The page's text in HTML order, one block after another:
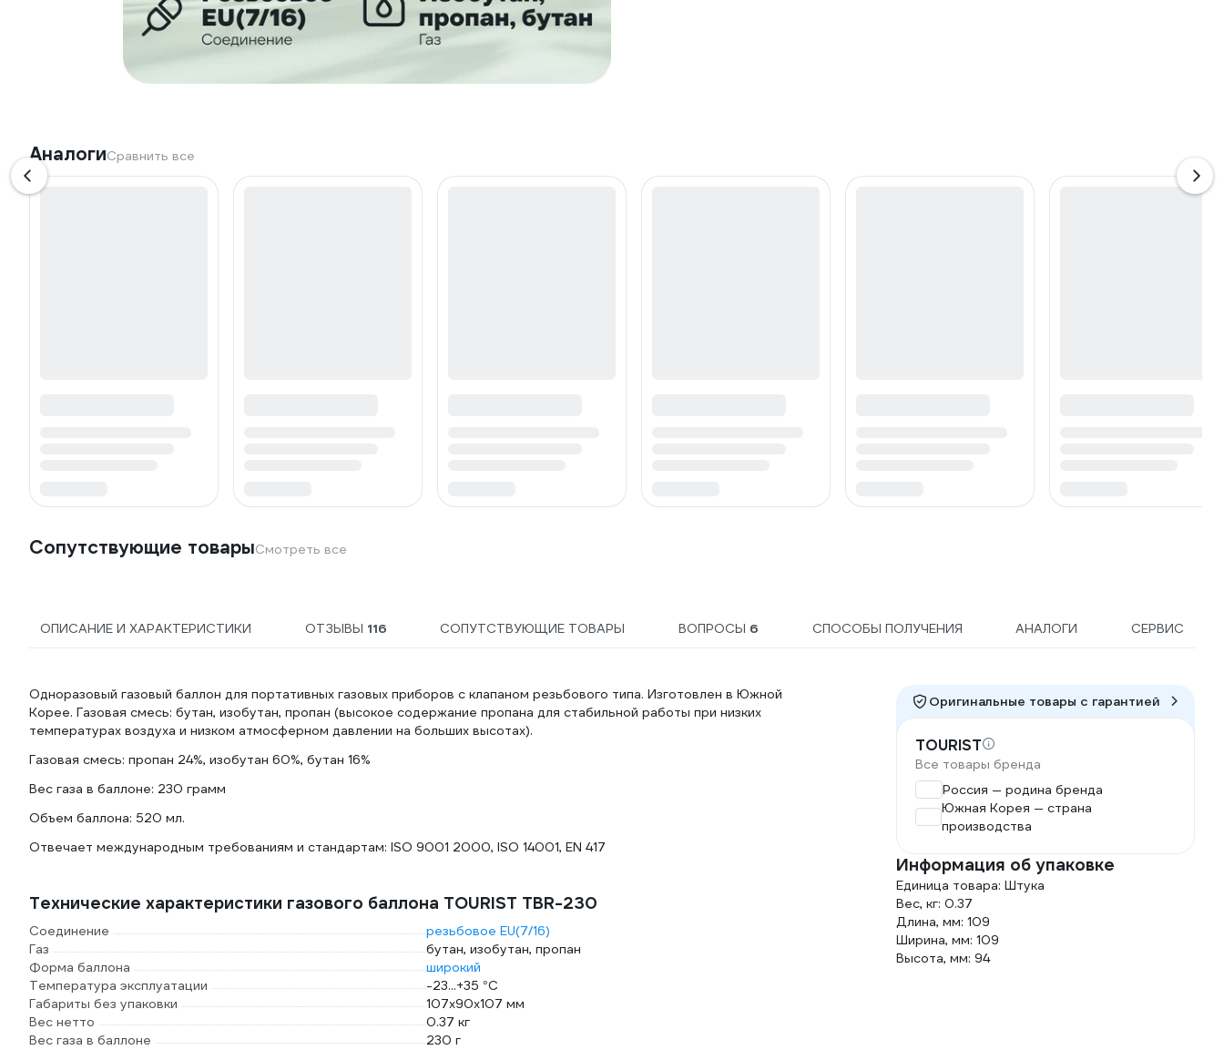
АналогиСравнить все
Сопутствующие товарыСмотреть все
ОПИСАНИЕ И ХАРАКТЕРИСТИКИ ОТЗЫВЫ 116 СОПУТСТВУЮЩИЕ ТОВАРЫ ВОПРОСЫ 6 СПОСОБЫ ПОЛУЧЕНИЯ АНАЛОГИ СЕРВИС
Одноразовый газовый баллон для портативных газовых приборов с клапаном резьбового типа. Изготовлен в Южной
Корее. Газовая смесь: бутан, изобутан, пропан (высокое содержание пропана для стабильной работы при низких
температурах воздуха и низком атмосферном давлении на больших высотах).
Газовая смесь: пропан 24%, изобутан 60%, бутан 16%
Вес газа в баллоне: 230 грамм
Объем баллона: 520 мл.
Отвечает международным требованиям и стандартам: ISO 9001 2000, ISO 14001, EN 417
Технические характеристики газового баллона TOURIST TBR-230
Соединение
резьбовое EU(7/16)
Газ
бутан, изобутан, пропан
Форма баллона
широкий
Температура эксплуатации
-23...+35 °С
Габариты без упаковки
107x90x107 мм
Вес нетто
0.37 кг
Вес газа в баллоне
230 г
Оригинальные товары c гарантией
TOURIST
Все товары бренда
Россия — родина бренда
Южная Корея — страна
производства
Информация об упаковке
Единица товара: Штука
Вес, кг: 0.37
Длина, мм: 109
Ширина, мм: 109
Высота, мм: 94